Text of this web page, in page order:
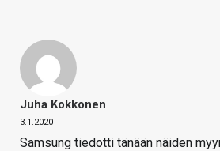
Juha Kokkonen
3.1.2020
Samsung tiedotti tänään näiden